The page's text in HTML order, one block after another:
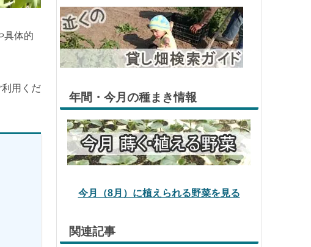
具体的
用くだ
年間・今月の種まき情報
今月（8月）に植えられる野菜を見る
関連記事